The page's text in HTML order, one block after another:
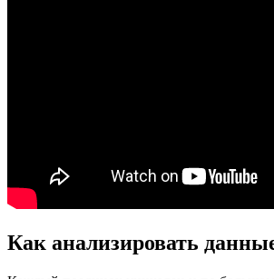
Как анализировать